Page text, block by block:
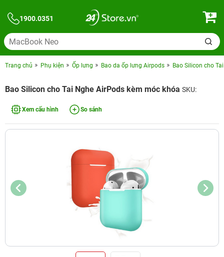
1900.0351
Trang chủ Phụ kiện Ốp lưng Bao da ốp lưng Airpods Bao Silicon cho
Bao Silicon cho Tai Nghe AirPods kèm móc khóa SKU:
Xem cấu hình So sánh